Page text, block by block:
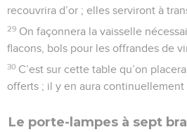
recouvrira d’or ; elles serviront à
29 On façonnera la vaisselle
flacons, bols pour les offrandes de
30 C’est sur cette table qu’on
offerts ; il y en aura continuellement
Le porte-lampes à sept